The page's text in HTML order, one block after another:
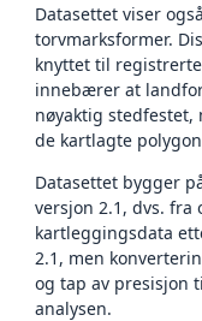
Datasettet viser
torvmarksformer.
knyttet til
innebærer at
nøyaktig
de kartlagte
Datasettet bygger
versjon 2.1, dvs. fra
kartleggingsdata
2.1, men
og tap av presisjon
analysen.